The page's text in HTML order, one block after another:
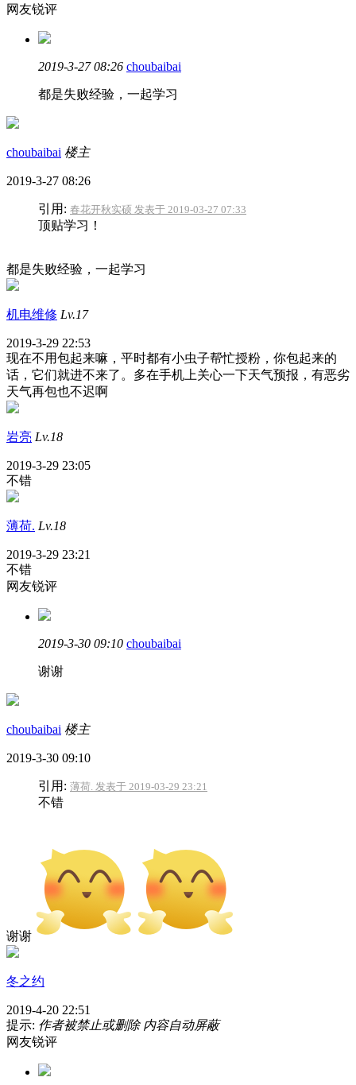
网友锐评
2019-3-27 08:26 choubaibai
都是失败经验，一起学习
choubaibai 楼主
2019-3-27 08:26
引用: 春花开秋实硕 发表于 2019-03-27 07:33
顶贴学习！
都是失败经验，一起学习
机电维修 Lv.17
2019-3-29 22:53
现在不用包起来嘛，平时都有小虫子帮忙授粉，你包起来的
话，它们就进不来了。多在手机上关心一下天气预报，有恶劣
天气再包也不迟啊
岩亮 Lv.18
2019-3-29 23:05
不错
薄荷. Lv.18
2019-3-29 23:21
不错
网友锐评
2019-3-30 09:10 choubaibai
谢谢
choubaibai 楼主
2019-3-30 09:10
引用: 薄荷. 发表于 2019-03-29 23:21
不错
谢谢
冬之约
2019-4-20 22:51
提示: 作者被禁止或删除 内容自动屏蔽
网友锐评